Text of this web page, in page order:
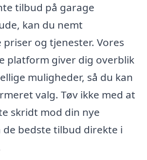
tilbud på garage
kan du nemt
priser og tjenester. Vores
platform giver dig overblik
muligheder, så du kan
valg. Tøv ikke med at
skridt mod din nye
de bedste tilbud direkte i